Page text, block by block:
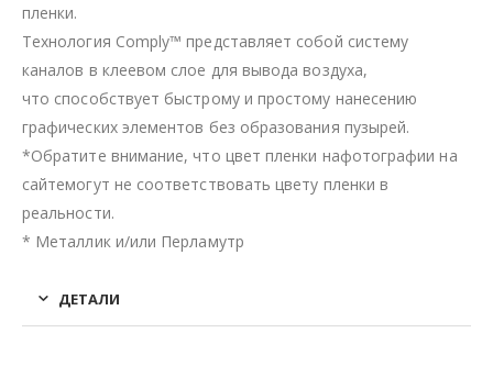
пленки.
Технология Comply™ представляет собой систему
каналов в клеевом слое для вывода воздуха,
что способствует быстрому и простому нанесению
графических элементов без образования пузырей.
*Обратите внимание, что цвет пленки нафотографии на
сайтемогут не соответствовать цвету пленки в
реальности.
* Металлик и/или Перламутр
ДЕТАЛИ